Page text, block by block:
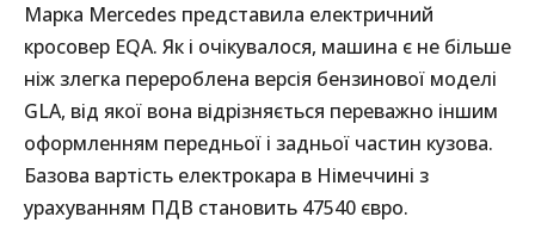
Марка Mercedes представила електричний
кросовер EQA. Як і очікувалося, машина є не більше
ніж злегка перероблена версія бензинової моделі
GLA, від якої вона відрізняється переважно іншим
оформленням передньої і задньої частин кузова.
Базова вартість електрокара в Німеччині з
урахуванням ПДВ становить 47540 євро.